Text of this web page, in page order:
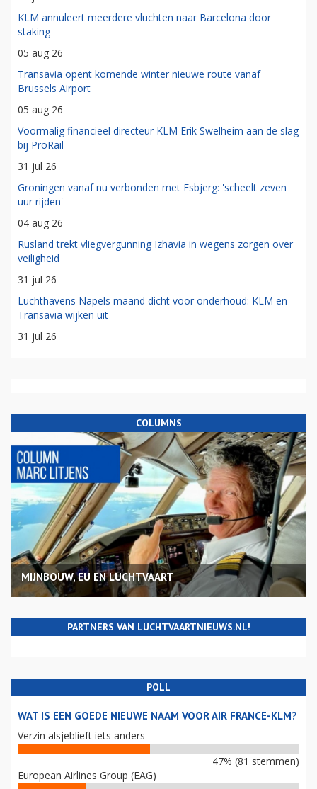
KLM annuleert meerdere vluchten naar Barcelona door
staking
05 aug 26
Transavia opent komende winter nieuwe route vanaf
Brussels Airport
05 aug 26
Voormalig financieel directeur KLM Erik Swelheim aan de slag
bij ProRail
31 jul 26
Groningen vanaf nu verbonden met Esbjerg: 'scheelt zeven
uur rijden'
04 aug 26
Rusland trekt vliegvergunning Izhavia in wegens zorgen over
veiligheid
31 jul 26
Luchthavens Napels maand dicht voor onderhoud: KLM en
Transavia wijken uit
31 jul 26
COLUMNS
MIJNBOUW, EU EN LUCHTVAART
PARTNERS VAN LUCHTVAARTNIEUWS.NL!
POLL
WAT IS EEN GOEDE NIEUWE NAAM VOOR AIR FRANCE-KLM?
Verzin alsjeblieft iets anders
47% (81 stemmen)
European Airlines Group (EAG)